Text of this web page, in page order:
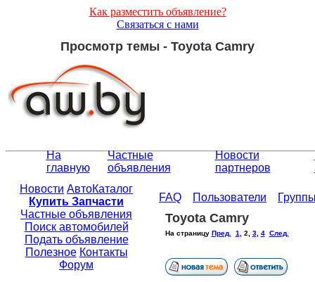
Как разместить объявление?
Связаться с нами
Просмотр темы - Toyota Camry
На
главную
Частные
объявления
Новости
партнеров
Новости АвтоКаталог
Купить Запчасти
Частные объявления
Поиск автомобилей
Подать объявление
Полезное Контакты
Форум
FAQ Пользователи
Toyota Camry
На страницу Пред. 1 2 3, 4 След.